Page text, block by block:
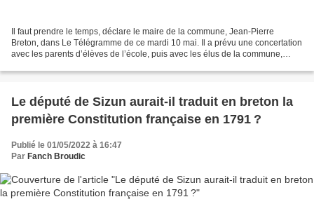
Il faut prendre le temps, déclare le maire de la commune, Jean-Pierre
Breton, dans Le Télégramme de ce mardi 10 mai. Il a prévu une concertation
avec les parents d’élèves de l’école, puis avec les élus de la commune,
Le député de Sizun aurait-il traduit en breton la
première Constitution française en 1791 ?
Publié le 01/05/2022 à 16:47
Par Fanch Broudic